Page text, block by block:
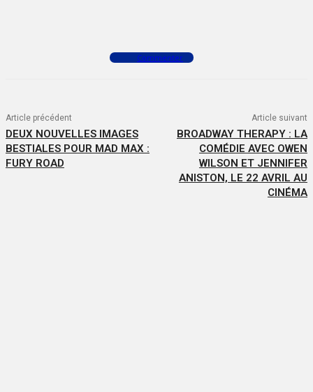
Commenter
Article précédent
DEUX NOUVELLES IMAGES
BESTIALES POUR MAD MAX :
FURY ROAD
Article suivant
BROADWAY THERAPY : LA
COMÉDIE AVEC OWEN
WILSON ET JENNIFER
ANISTON, LE 22 AVRIL AU
CINÉMA